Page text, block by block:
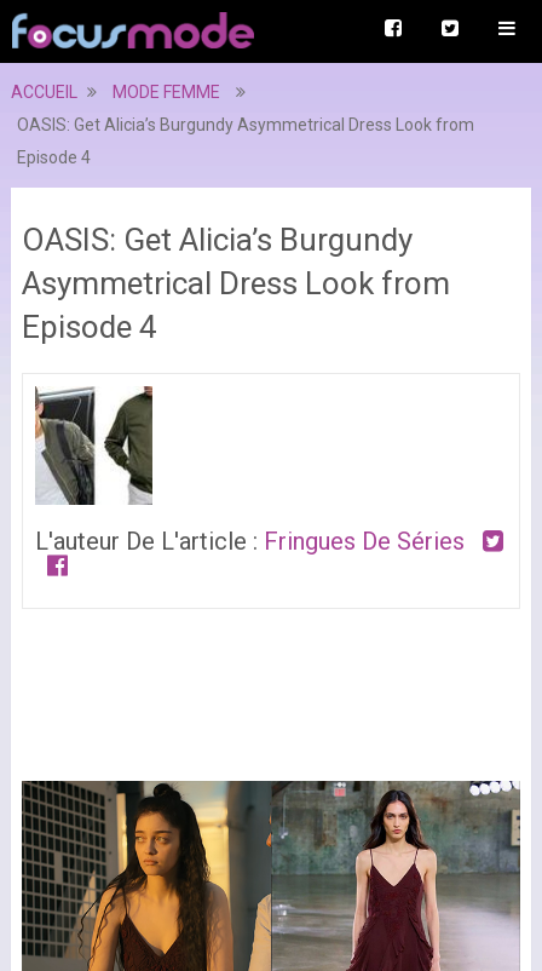
ACCUEIL
MODE FEMME
OASIS: Get Alicia’s Burgundy Asymmetrical Dress Look from
Episode 4
OASIS: Get Alicia’s Burgundy
Asymmetrical Dress Look from
Episode 4
L'auteur De L'article : Fringues De Séries